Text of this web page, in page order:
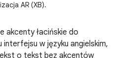
AR (XB).
akcenty łacińskie do
w języku angielskim,
o tekst bez akcentów